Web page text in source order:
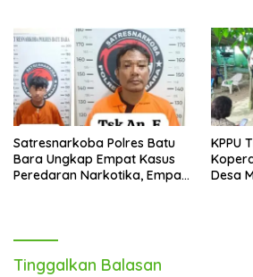
Satresnarkoba Polres Batu
Bara Ungkap Empat Kasus
Peredaran Narkotika, Empat
KPPU
Desa
Tinggalkan Balasan